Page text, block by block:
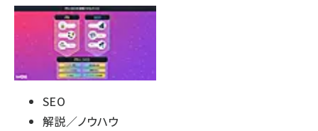
SEO
解説／ノウハウ